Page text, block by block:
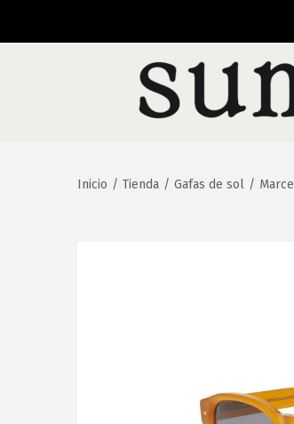
Inicio / Tienda / Gafas de sol / Marce